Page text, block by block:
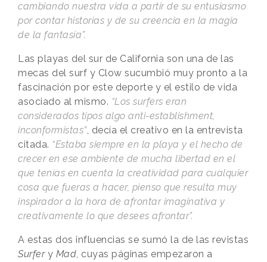
cambiando nuestra vida a partir de su entusiasmo
por contar historias y de su creencia en la magia
de la fantasía”.
Las playas del sur de California son una de las
mecas del surf y Clow sucumbió muy pronto a la
fascinación por este deporte y el estilo de vida
asociado al mismo. “Los surfers eran
considerados tipos algo anti-establishment,
inconformistas”, decía el creativo en la entrevista
citada. “Estaba siempre en la playa y el hecho de
crecer en ese ambiente de mucha libertad en el
que tenías en cuenta la creatividad para cualquier
cosa que fueras a hacer, pienso que resulta muy
inspirador a la hora de afrontar imaginativa y
creativamente lo que desees afrontar”.
A estas dos influencias se sumó la de las revistas
Surfer y Mad, cuyas páginas empezaron a